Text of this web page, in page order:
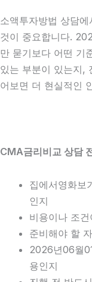
소액투자방법 상담
것이 중요합니다.
만 묻기보다 어떤 기
있는 부분이 있는지,
어보면 더 현실적인
CMA금리비교 상담
집에서영화보
인지
비용이나 조
준비해야 할
2026년06월
용인지